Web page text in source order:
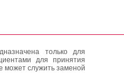
только для
для принятия
может служить заменой